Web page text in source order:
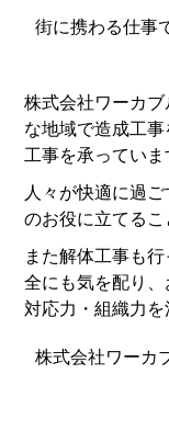
街に携わる仕事
株式会社ワーカ
な地域で造成工
工事を承っていま
人々が快適に過
のお役に立てるこ
また解体工事も
全にも気を配り
対応力・組織力を
株式会社ワーカ